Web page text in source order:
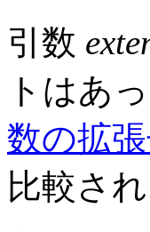
引数
トはあ
数の拡
比較され